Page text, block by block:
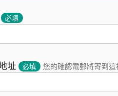
必填
址 必填 您的確認電郵將寄到